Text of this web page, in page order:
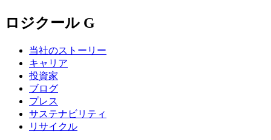
ロジクール G
当社のストーリー
キャリア
投資家
ブログ
プレス
サステナビリティ
リサイクル